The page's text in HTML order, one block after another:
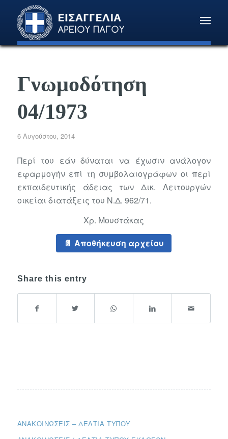
Γνωμοδότηση
04/1973
6 Αυγούστου, 2014
Περί του εάν δύναται να έχωσιν ανάλογον
εφαρμογήν επί τη συμβολαιογράφων οι περί
εκπαιδευτικής άδειας των Δικ. Λειτουργών
οικείαι διατάξεις του Ν.Δ. 962/71.
Χρ. Μουστάκας
Αποθήκευση αρχείου
Share this entry
ΑΝΑΚΟΙΝΏΣΕΙΣ – ΔΕΛΤΊΑ ΤΎΠΟΥ